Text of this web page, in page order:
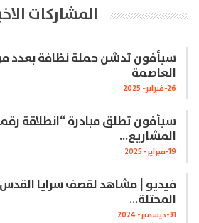
المشاركات
سبأفون تدشن حملة نظافة بعدد من
العاصمة
26-فبراير- 2025
سبأفون تطلق مبادرة “انطلاقة
المشاريع…
19-فبراير- 2025
فيديو | مشاهد لقصف سرايا
المحتلة…
31-ديسمبر- 2024